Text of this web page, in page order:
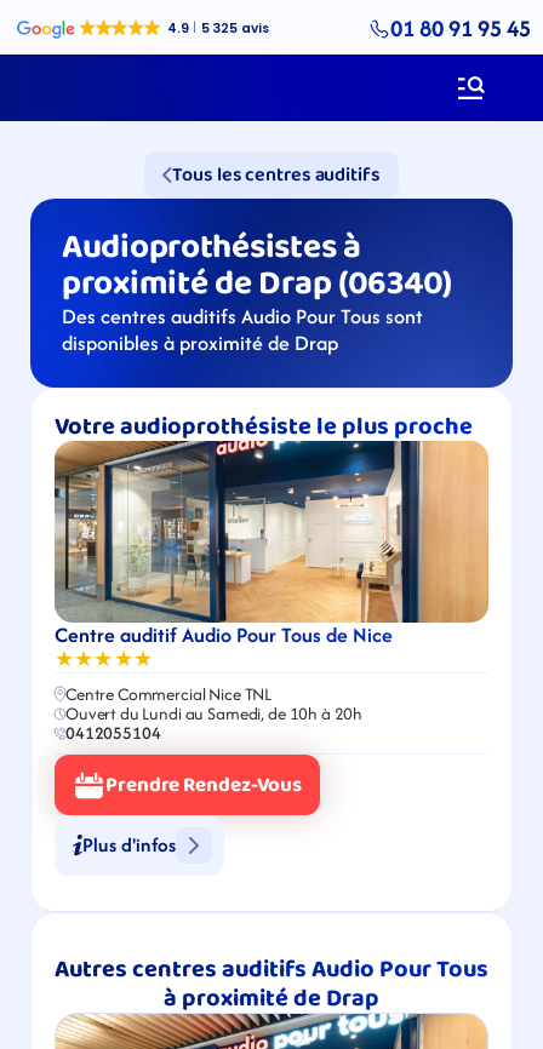
01 80 91 95 45
Tous les centres auditifs
Audioprothésistes à
proximité de Drap (06340)
Des centres auditifs Audio Pour Tous sont
disponibles à proximité de Drap
Votre audioprothésiste le plus proche
Centre auditif Audio Pour Tous de Nice
★★★★★
Centre Commercial Nice TNL
Ouvert du Lundi au Samedi, de 10h à 20h
0412055104
Prendre Rendez-Vous
Plus d'infos
Autres centres auditifs Audio Pour Tous
à proximité de Drap